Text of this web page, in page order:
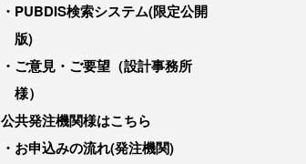
PUBDIS検索システム(限定公開
版)
ご意見・ご要望（設計事務所
様）
公共発注機関様はこちら
お申込みの流れ(発注機関)